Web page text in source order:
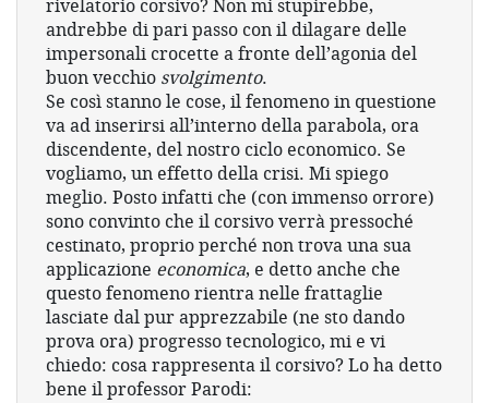
rivelatorio corsivo? Non mi stupirebbe,
andrebbe di pari passo con il dilagare delle
impersonali crocette a fronte dell’agonia del
buon vecchio svolgimento.
Se così stanno le cose, il fenomeno in questione
va ad inserirsi all’interno della parabola, ora
discendente, del nostro ciclo economico. Se
vogliamo, un effetto della crisi. Mi spiego
meglio. Posto infatti che (con immenso orrore)
sono convinto che il corsivo verrà pressoché
cestinato, proprio perché non trova una sua
applicazione economica, e detto anche che
questo fenomeno rientra nelle frattaglie
lasciate dal pur apprezzabile (ne sto dando
prova ora) progresso tecnologico, mi e vi
chiedo: cosa rappresenta il corsivo? Lo ha detto
bene il professor Parodi: